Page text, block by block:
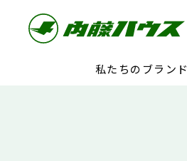
私たちのブランド